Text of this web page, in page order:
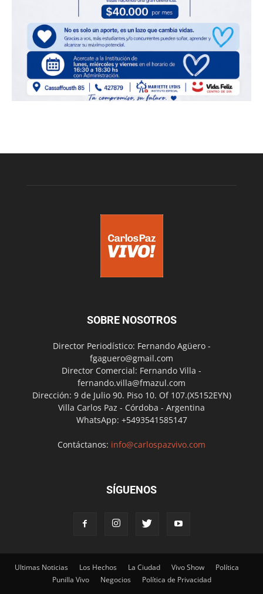
SOBRE NOSOTROS
Director Periodístico: Fernando Agüero -
fgaguero@gmail.com
Director Comercial: Fernando Villa -
fernando.villa@fmazul.com
Dirección: 9 de Julio 90. Piso 10. Of 107.(X5152EYN)
Villa Carlos Paz - Córdoba - Argentina
WhatsApp: +5493541585147
Contáctanos: info@carlospazvivo.com
SÍGUENOS
Ultimas Noticias Los Hechos La Ciudad Vivo Show
Política
Punilla Vivo
Negocios Política de Privacidad